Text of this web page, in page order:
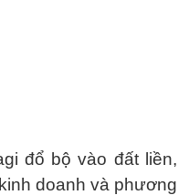
đổ bộ vào đất liền,
doanh và phương